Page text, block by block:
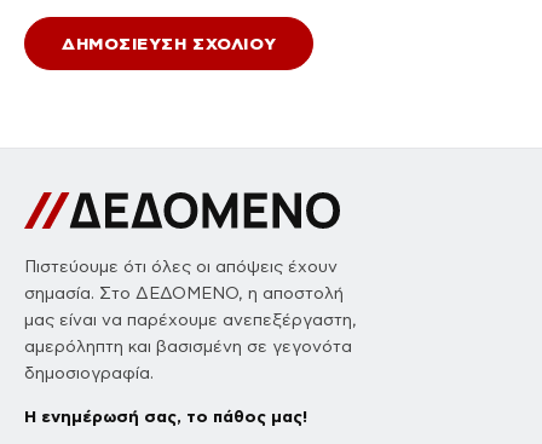
Πιστεύουμε ότι όλες οι απόψεις έχουν
σημασία. Στο ΔΕΔΟΜΕΝΟ, η αποστολή
μας είναι να παρέχουμε ανεπεξέργαστη,
αμερόληπτη και βασισμένη σε γεγονότα
δημοσιογραφία.
Η ενημέρωσή σας, το πάθος μας!